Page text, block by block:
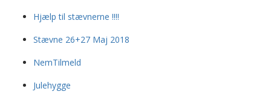
Hjælp til stævnerne !!!!
Stævne 26+27 Maj 2018
NemTilmeld
Julehygge